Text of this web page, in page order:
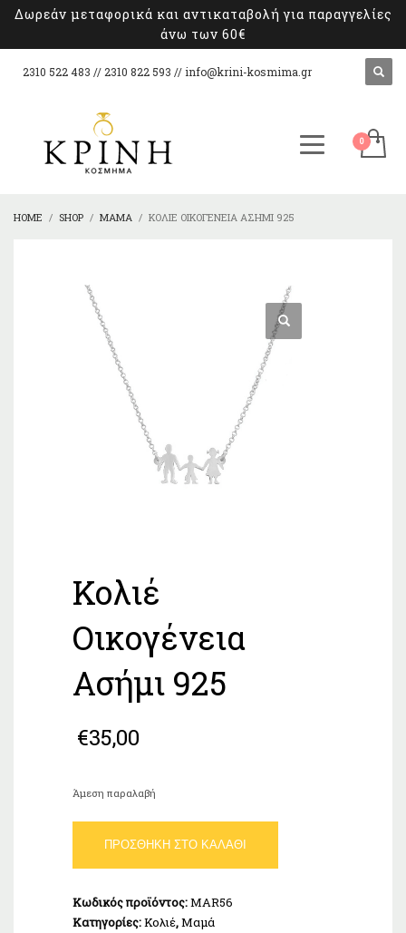
Δωρεάν μεταφορικά και αντικαταβολή για παραγγελίες
άνω των 60€
2310 522 483 // 2310 822 593 // info@krini-kosmima.gr
HOME SHOP ΜΑΜΆ ΚΟΛΙΈ ΟΙΚΟΓΈΝΕΙΑ ΑΣΉΜΙ 925
Κολιέ
Οικογένεια
Ασήμι 925
€35,00
Άμεση παραλαβή
Οικογένεια
Ασήμι
ποσότητα
ΠΡΟΣΘΉΚΗ ΣΤΟ ΚΑΛΆΘΙ
Κωδικός προϊόντος:MAR56
Κατηγορίες:Κολιέ,Μαμά